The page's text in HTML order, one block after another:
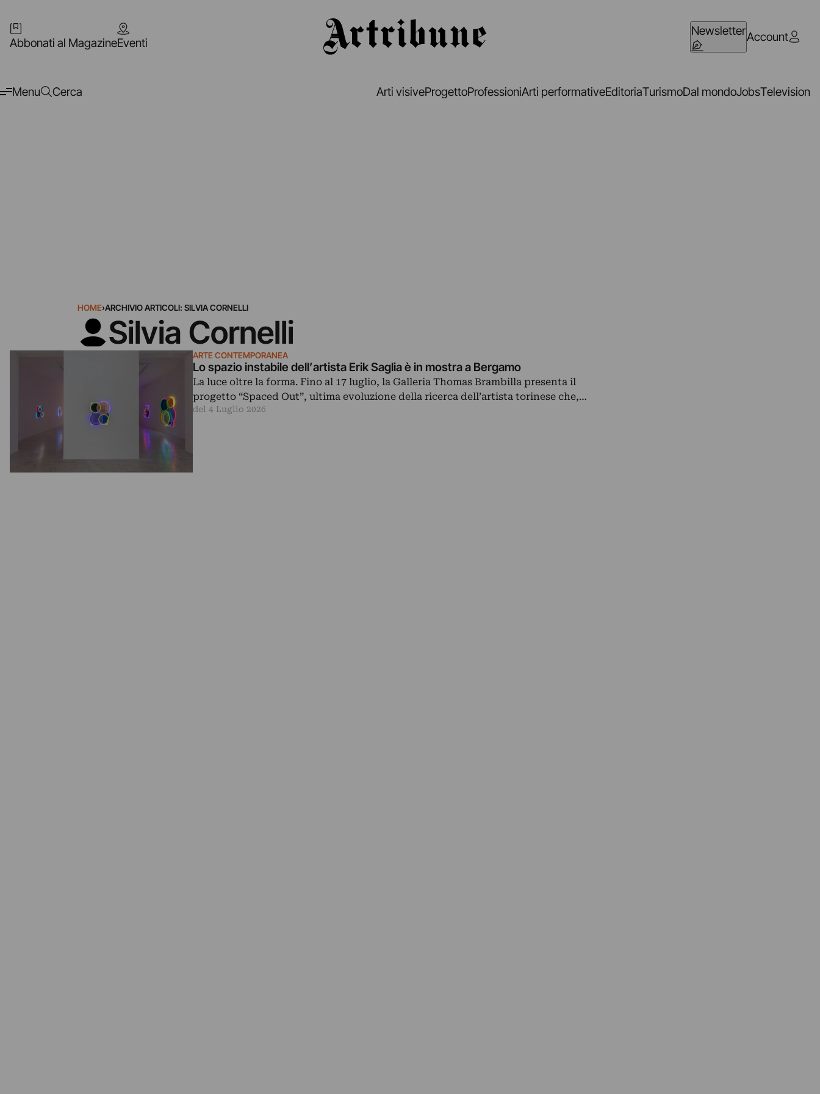
Abbonati al MagazineEventi
NewsletterAccount
Menu Cerca Arti visiveProgettoProfessioniArti performativeEditoriaTurismoDal mondoJobsTelevision
HOME›ARCHIVIO ARTICOLI: SILVIA CORNELLI
Silvia Cornelli
ARTE CONTEMPORANEA
Lo spazio instabile dell’artista Erik Saglia è in mostra a Bergamo
La luce oltre la forma. Fino al 17 luglio, la Galleria Thomas Brambilla presenta il
progetto “Spaced Out”, ultima evoluzione della ricerca dell’artista torinese che,…
del 4 Luglio 2026